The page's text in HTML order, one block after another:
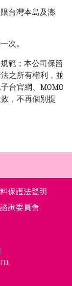
台灣本島及澎
次。
範；本公司保留
之所有權利，並
台官網、MOMO
，不再個別提
保護法聲明
詢委員會